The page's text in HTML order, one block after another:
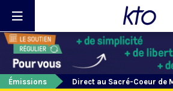
Émissions
Direct au Sacré-Coeur de